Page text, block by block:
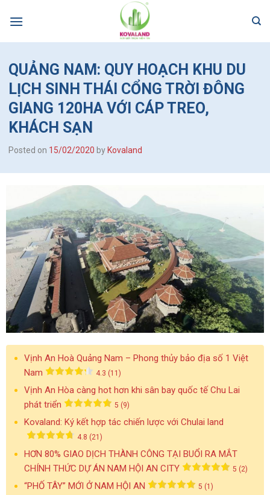
QUẢNG NAM: QUY HOẠCH KHU DU
LỊCH SINH THÁI CỔNG TRỜI ĐÔNG
GIANG 120HA VỚI CÁP TREO,
KHÁCH SẠN
Posted on 15/02/2020 byKovaland
Vịnh An Hoà Quảng Nam – Phong thủy bảo địa số 1 Việt
Nam
4.3 (11)
Vịnh An Hòa càng hot hơn khi sân bay quốc tế Chu Lai
phát triển
5 (9)
Kovaland: Ký kết hợp tác chiến lược với Chulai land
4.8 (21)
HƠN 80% GIAO DỊCH THÀNH CÔNG TẠI BUỔI RA MẮT
CHÍNH THỨC DỰ ÁN NAM HỘI AN CITY
5 (2)
“PHỐ TÂY” MỚI Ở NAM HỘI AN 5 (1)